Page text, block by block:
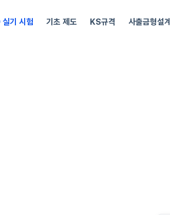
기 시험 기초 제도 KS규격 사출금형설계